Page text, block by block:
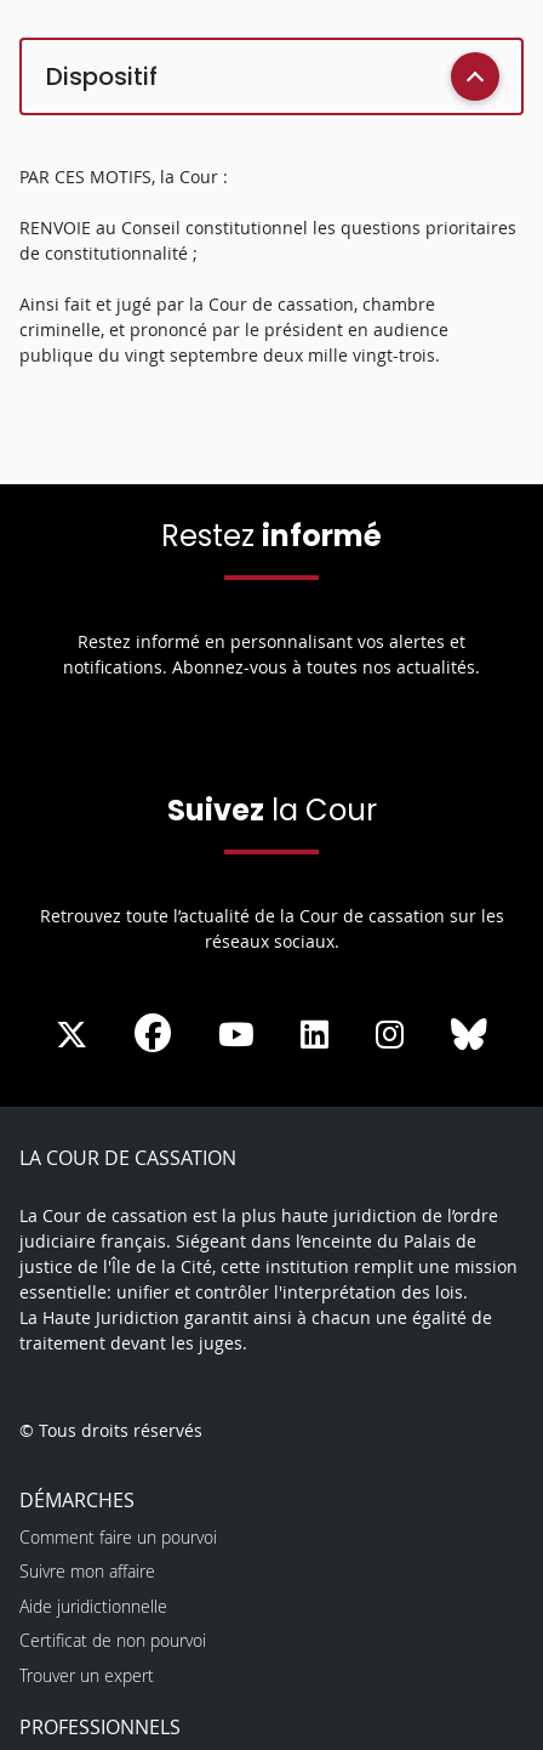
Dispositif
PAR CES MOTIFS, la Cour :
RENVOIE au Conseil constitutionnel les questions prioritaires
de constitutionnalité ;
Ainsi fait et jugé par la Cour de cassation, chambre
criminelle, et prononcé par le président en audience
publique du vingt septembre deux mille vingt-trois.
Restez informé
Restez informé en personnalisant vos alertes et
notifications. Abonnez-vous à toutes nos actualités.
Suivez la Cour
Retrouvez toute l’actualité de la Cour de cassation sur les
réseaux sociaux.
Share
X
Share
Facebook
Share
Youtube
Share
LinkedIn
Share
Instagram
LA COUR DE CASSATION
La Cour de cassation est la plus haute juridiction de l’ordre
judiciaire français. Siégeant dans l’enceinte du Palais de
justice de l'Île de la Cité, cette institution remplit une mission
essentielle: unifier et contrôler l'interprétation des lois.
La Haute Juridiction garantit ainsi à chacun une égalité de
traitement devant les juges.
© Tous droits réservés
DÉMARCHES
Comment faire un pourvoi
Suivre mon affaire
Aide juridictionnelle
Certificat de non pourvoi
Trouver un expert
PROFESSIONNELS